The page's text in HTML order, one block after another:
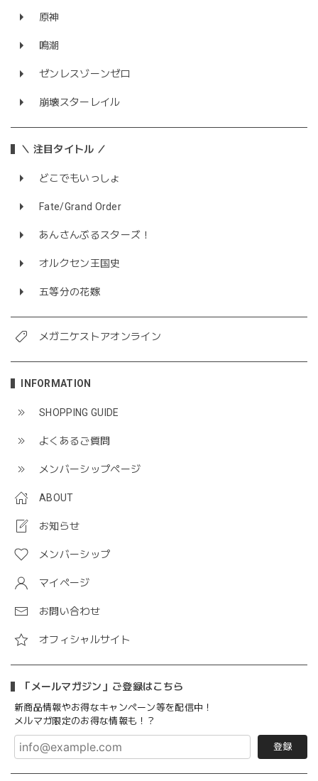
原神
鳴潮
ゼンレスゾーンゼロ
崩壊スターレイル
＼ 注目タイトル ／
どこでもいっしょ
Fate/Grand Order
あんさんぶるスターズ！
オルクセン王国史
五等分の花嫁
メガニケストアオンライン
INFORMATION
SHOPPING GUIDE
よくあるご質問
メンバーシップページ
ABOUT
お知らせ
メンバーシップ
マイページ
お問い合わせ
オフィシャルサイト
「メールマガジン」ご登録はこちら
新商品情報やお得なキャンペーン等を配信中！
メルマガ限定のお得な情報も！？
登録